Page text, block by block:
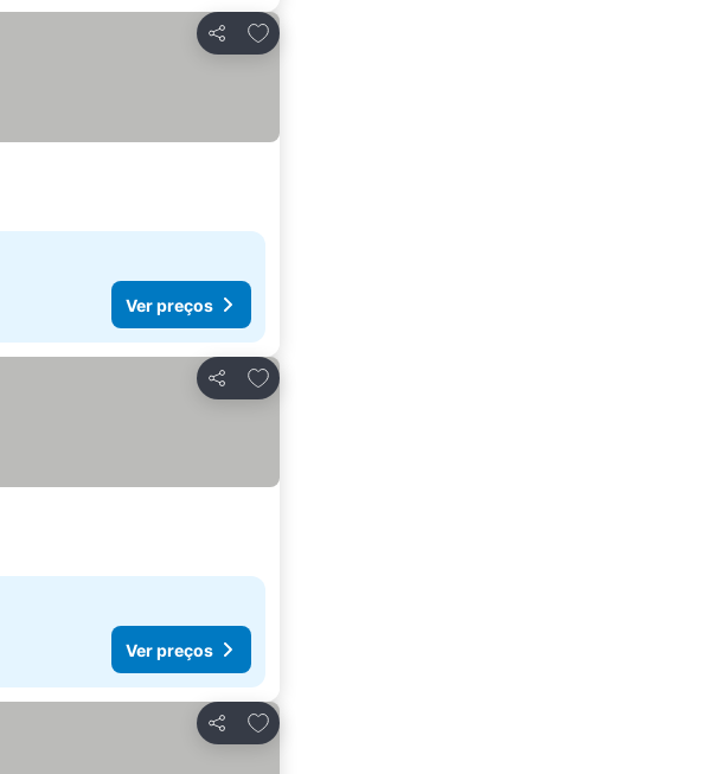
Partilhar
Adicionar aos favoritos
Ver preços
Partilhar
Adicionar aos favoritos
Ver preços
Partilhar
Adicionar aos favoritos